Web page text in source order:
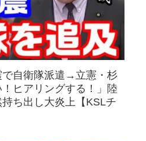
で自衛隊派遣→立憲・杉
ヒアリングする！」陸
ち出し大炎上【KSLチ